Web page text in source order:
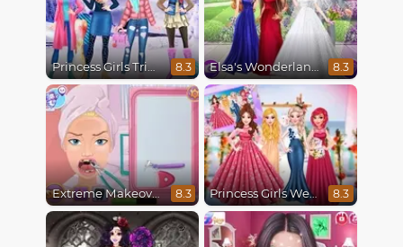
Princess Girls Trip To Aspen 8.3 Elsa's Wonderland Wedding 8.3
Extreme Makeover 8.3 Princess Girls Wedding Trip 8.3